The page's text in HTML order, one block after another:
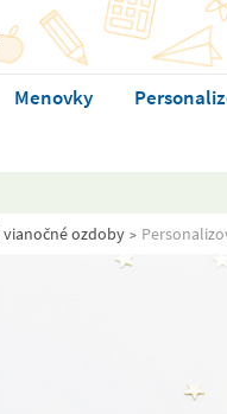
Menovky
ozdoby